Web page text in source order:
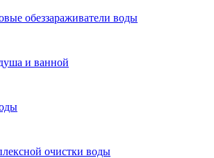
обеззараживатели воды
и ванной
очистки воды